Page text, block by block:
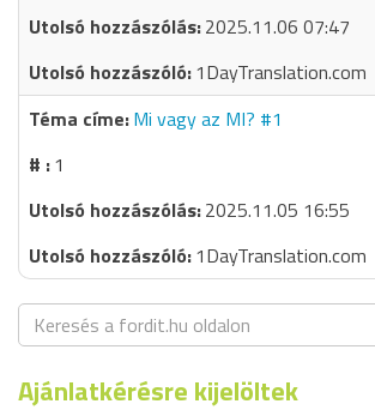
2025.11.06 07:47
1DayTranslation.com
Mi vagy az MI? #1
1
2025.11.05 16:55
1DayTranslation.com
Ajánlatkérésre kijelöltek